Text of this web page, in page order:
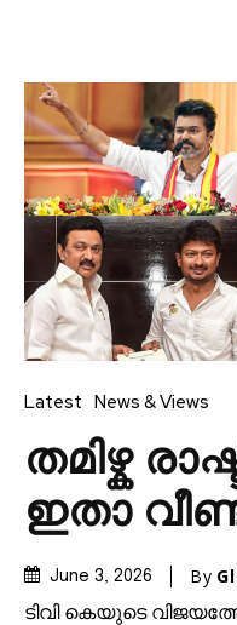
Latest News & Views
തമിഴ്ക
ഇതാ
June 3, 2026 By
ടിവി കെയുടെ